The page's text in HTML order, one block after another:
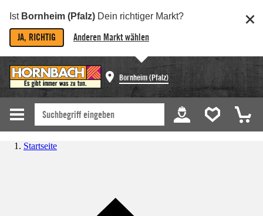
Ist Bornheim (Pfalz) Dein richtiger Markt?
JA, RICHTIG Anderen Markt wählen
Bornheim (Pfalz)
Startseite